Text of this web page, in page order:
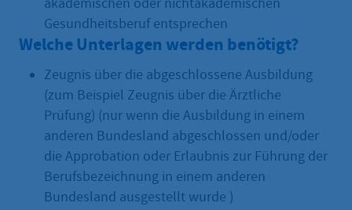
Gesundheitsberuf entsprechen
Welche Unterlagen werden benötigt?
Zeugnis über die abgeschlossene Ausbildung
(zum Beispiel Zeugnis über die Ärztliche
Prüfung) (nur wenn die Ausbildung in einem
anderen Bundesland abgeschlossen und/oder
die Approbation oder Erlaubnis zur Führung der
Berufsbezeichnung in einem anderen
Bundesland ausgestellt wurde )